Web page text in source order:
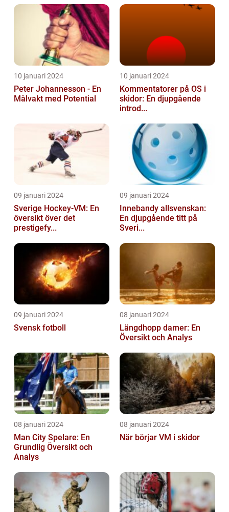
10 januari 2024
Peter Johannesson - En
Målvakt med Potential
10 januari 2024
Kommentatorer på OS i
skidor: En djupgående
introd...
09 januari 2024
Sverige Hockey-VM: En
översikt över det
prestigefy...
09 januari 2024
Innebandy allsvenskan:
En djupgående titt på
Sveri...
09 januari 2024
Svensk fotboll
08 januari 2024
Längdhopp damer: En
Översikt och Analys
08 januari 2024
Man City Spelare: En
Grundlig Översikt och
Analys
08 januari 2024
När börjar VM i skidor